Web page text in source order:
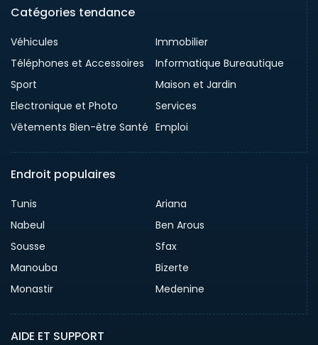
Catégories tendance
Véhicules
Immobilier
Téléphones et Accessoires
Informatique Bureautique
Sport
Maison et Jardin
Electronique et Photo
Services
Vêtements Bien-être Santé Emploi
Endroit populaires
Tunis
Ariana
Nabeul
Ben Arous
Sousse
Sfax
Manouba
Bizerte
Monastir
Medenine
AIDE ET SUPPORT